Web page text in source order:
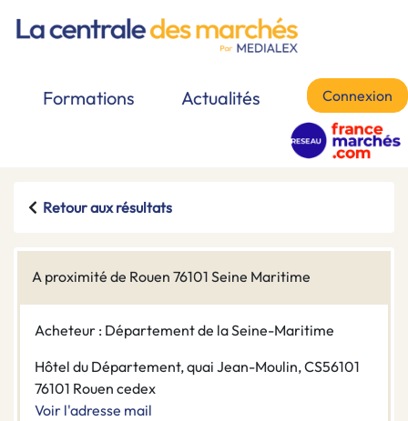
Formations Actualités Connexion
Retour aux résultats
A proximité de Rouen 76101 Seine Maritime
Acheteur : Département de la Seine-Maritime
Hôtel du Département, quai Jean-Moulin, CS56101
76101 Rouen cedex
Voir l'adresse mail